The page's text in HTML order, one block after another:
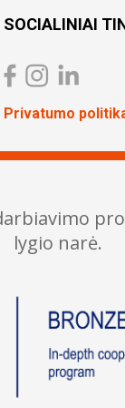
SOCIALINIAI
Privatumo
lygio narė.